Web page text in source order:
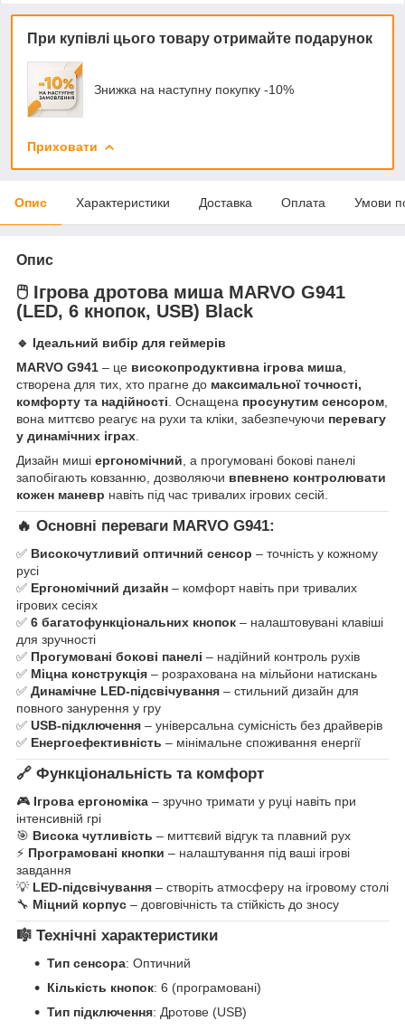
При купівлі цього товару отримайте подарунок
Знижка на наступну покупку -10%
Приховати
Опис Характеристики Доставка Оплата Умови
Опис
🖱️ Ігрова дротова миша MARVO G941
(LED, 6 кнопок, USB) Black
🔹 Ідеальний вибір для геймерів
MARVO G941 – це високопродуктивна ігрова миша,
створена для тих, хто прагне до максимальної точності,
комфорту та надійності. Оснащена просунутим сенсором,
вона миттєво реагує на рухи та кліки, забезпечуючи перевагу
у динамічних іграх.
Дизайн миші ергономічний, а прогумовані бокові панелі
запобігають ковзанню, дозволяючи впевнено контролювати
кожен маневр навіть під час тривалих ігрових сесій.
🔥 Основні переваги MARVO G941:
✅ Високочутливий оптичний сенсор – точність у кожному
русі
✅ Ергономічний дизайн – комфорт навіть при тривалих
ігрових сесіях
✅ 6 багатофункціональних кнопок – налаштовувані клавіші
для зручності
✅ Прогумовані бокові панелі – надійний контроль рухів
✅ Міцна конструкція – розрахована на мільйони натискань
✅ Динамічне LED-підсвічування – стильний дизайн для
повного занурення у гру
✅ USB-підключення – універсальна сумісність без драйверів
✅ Енергоефективність – мінімальне споживання енергії
🔗 Функціональність та комфорт
🎮 Ігрова ергономіка – зручно тримати у руці навіть при
інтенсивній грі
🎯 Висока чутливість – миттєвий відгук та плавний рух
⚡ Програмовані кнопки – налаштування під ваші ігрові
завдання
💡 LED-підсвічування – створіть атмосферу на ігровому столі
🔧 Міцний корпус – довговічність та стійкість до зносу
🎼 Технічні характеристики
Тип сенсора: Оптичний
Кількість кнопок: 6 (програмовані)
Тип підключення: Дротове (USB)